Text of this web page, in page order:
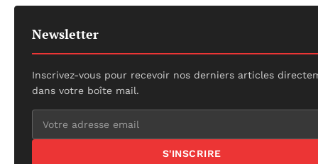
Newsletter
Inscrivez-vous pour recevoir nos derniers articles
dans votre boîte mail.
S'INSCRIRE